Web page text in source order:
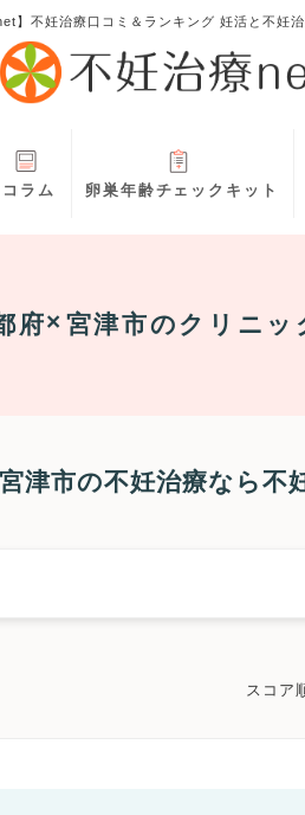
】不妊治療口コミ＆ランキング 妊活と不妊
コラム 卵巣年齢チェックキット
府 宮津市のクリニッ
津市の不妊治療なら不
スコア